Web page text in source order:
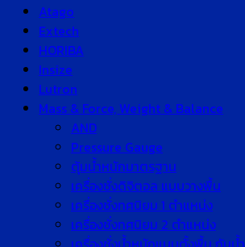
Atago
Extech
HORIBA
Insize
Lutron
Mass & Force, Weight & Balance
AND
Pressure Gauge
ตุ้มน้ำหนักมาตรฐาน
เครื่องชั่งดิจิตอล แบบวางพื้น
เครื่องชั่งทศนิยม 1 ตำแหน่ง
เครื่องชั่งทศนิยม 2 ตำแหน่ง